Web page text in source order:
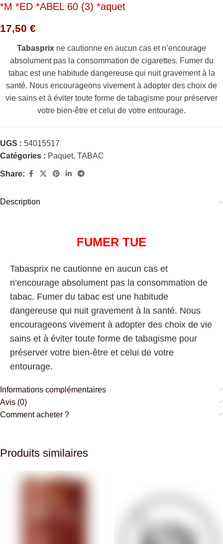
*M *ED *ABEL 60 (3) *aquet
17,50 €
Tabasprix ne cautionne en aucun cas et n’encourage
absolument pas la consommation de cigarettes. Fumer du
tabac est une habitude dangereuse qui nuit gravement à la
santé. Nous encourageons vivement à adopter des choix de
vie sains et à éviter toute forme de tabagisme pour préserver
votre bien-être et celui de votre entourage.
UGS : 54015517
Catégories : Paquet, TABAC
Share:
Description
FUMER TUE
Tabasprix ne cautionne en aucun cas et
n’encourage absolument pas la consommation de
tabac. Fumer du tabac est une habitude
dangereuse qui nuit gravement à la santé. Nous
encourageons vivement à adopter des choix de vie
sains et à éviter toute forme de tabagisme pour
préserver votre bien-être et celui de votre
entourage.
Informations complémentaires
Avis (0)
Comment acheter ?
Produits similaires